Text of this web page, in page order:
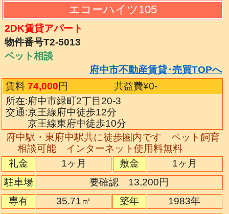
エコーハイツ105
2DK賃貸アパート
物件番号T2-5013
ペット相談
府中市不動産賃貸･売買TOPへ
賃料 74,000円 共益費¥0-
所在:府中市緑町2丁目20-3
交通:京王線府中徒歩12分
京王線東府中徒歩10分
府中駅・東府中駅共に徒歩圏内です ペット飼育
相談可能 インターネット使用料無料
礼金
1ヶ月 敷金
1ヶ月
駐車場
要確認 13,200円
専有
35.71㎡ 築年
1983年